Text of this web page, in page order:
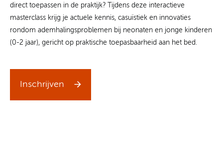
direct toepassen in de praktijk? Tijdens deze interactieve
masterclass krijg je actuele kennis, casuïstiek en innovaties
rondom ademhalingsproblemen bij neonaten en jonge kinderen
(0-2 jaar), gericht op praktische toepasbaarheid aan het bed.
Inschrijven